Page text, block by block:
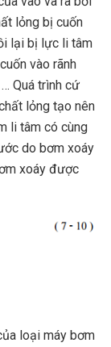
lỏng bị cuốn
lại bị lực li tâm
vào rãnh
Quá trình cứ
lỏng tạo nên
li tâm có cùng
do bơm xoáy
xoáy được
loại máy bơm